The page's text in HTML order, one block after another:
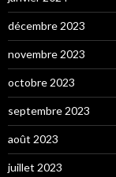
décembre 2023
novembre 2023
octobre 2023
septembre 2023
août 2023
juillet 2023